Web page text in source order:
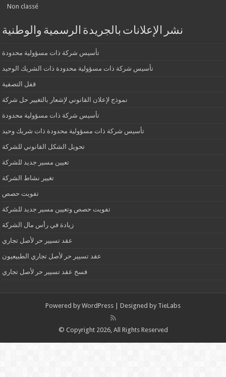
Non classé
نشر الإعلانات بالجريدة الرسمية والوطنية
تأسيس شركة ذات مسؤولية محدودة
تأسيس شركة ذات مسؤولية محدودة ذات الشريك الوحيد
قفل التصفية
نموذج لإعلان القانوني لإشعار بالتغيير حل شركة
تأسيس شركة ذات مسؤولية محدودة
تأسيس شركة ذات مسؤولية محدودة ذات شريك وحيد
تحويل الشكل القانوني للشركة
تعيين مسير جديد للشركة
تغيير نشاط الشركة
تفويت حصص
تفويت حصص وتعيين مسير جديد للشركة
زيادة في رأس مال الشركة
عقد تسيير حر لأصل تجاري
عقد تسيير حر لأصل تجاري الطبيعيون
فسخ عقد تسيير حر لأصل تجاري
Powered by WordPress | Designed by TieLabs
© Copyright 2026, All Rights Reserved